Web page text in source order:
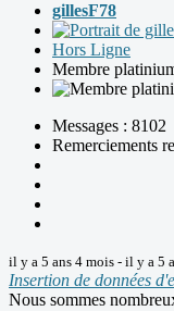
gillesF78
Hors Ligne
Membre
Messages : 8102
Remerciements
il y a 5 ans 4 mois - il y a 5
Insertion de données
Nous sommes